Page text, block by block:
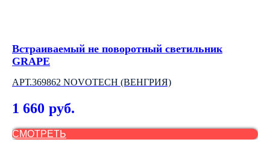
Встраиваемый не поворотный светильник
GRAPE
АРТ.369862 NOVOTECH (ВЕНГРИЯ)
1 660 руб.
СМОТРЕТЬ